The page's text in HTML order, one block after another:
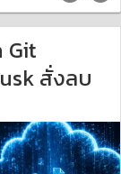
Git
สั่งลบ